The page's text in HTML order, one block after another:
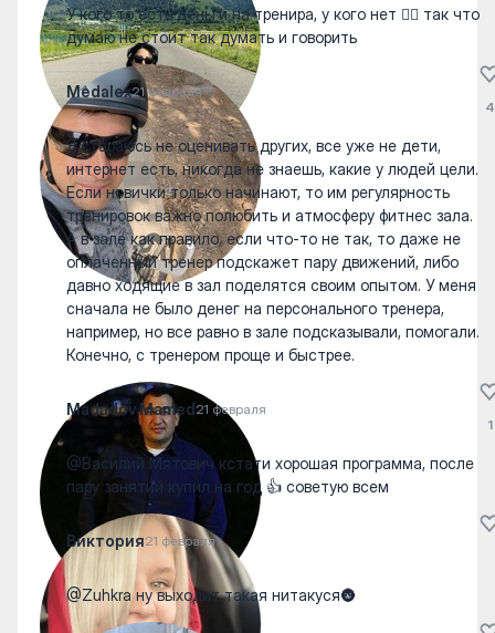
У кого то есть деньги на тренира, у кого нет 👎🏻 так что
думаю не стоит так думать и говорить
Medalex21 февраля
Я стараюсь не оценивать других, все уже не дети,
интернет есть, никогда не знаешь, какие у людей цели.
Если новички только начинают, то им регулярность
тренировок важно полюбить и атмосферу фитнес зала.
А в зале как правило, если что-то не так, то даже не
оплаченный тренер подскажет пару движений, либо
давно ходящие в зал поделятся своим опытом. У меня
сначала не было денег на персонального тренера,
например, но все равно в зале подсказывали, помогали.
Конечно, с тренером проще и быстрее.
4
Madadov.Mamed21 февраля
@Василий Мятович кстати хорошая программа, после
пару занятий купил на год 👍 советую всем
1
Виктория21 февраля
@Zuhkra ну выходит такая нитакуся🌚